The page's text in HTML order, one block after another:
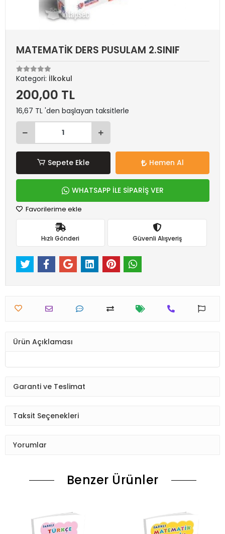
MATEMATİK DERS PUSULAM 2.SINIF
Kategori: İlkokul
200,00 TL
16,67 TL 'den başlayan taksitlerle
Sepete Ekle Hemen Al
WHATSAPP İLE SİPARİŞ VER
Favorilerime ekle
Hızlı Gönderi Güvenli Alışveriş
Ürün Açıklaması
Garanti ve Teslimat
Taksit Seçenekleri
Yorumlar
Benzer Ürünler